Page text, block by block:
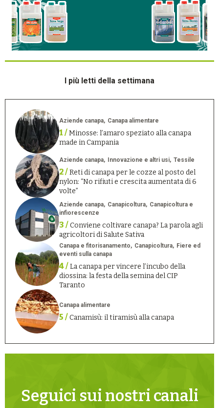
I più letti della settimana
Aziende canapa Canapa alimentare
1 /Minosse: l’amaro speziato alla canapa
made in Campania
Aziende canapa Innovazione e altri usi Tessile
2 /Reti di canapa per le cozze al posto del
nylon: “No rifiuti e crescita aumentata di 6
volte”
Aziende canapa Canapicoltura
Canapicoltura e
infiorescenze
3 /Conviene coltivare canapa? La parola agli
agricoltori di Salute Sativa
Canapa e fitorisanamento Canapicoltura
Fiere ed
eventi sulla canapa
4 /La canapa per vincere l’incubo della
diossina: la festa della semina del CIP
Taranto
Canapa alimentare
5 /Canamisù: il tiramisù alla canapa
Seguici sui nostri canali